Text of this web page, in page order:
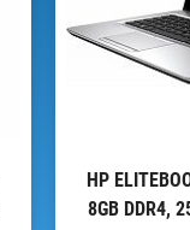
HP
8GB DDR4,